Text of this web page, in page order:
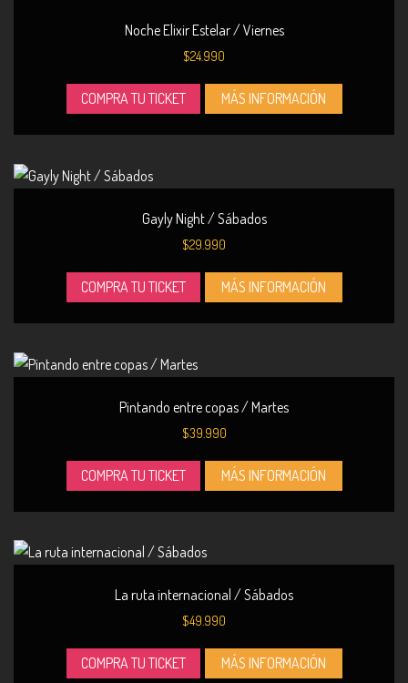
de
producto
Noche Elixir Estelar / Viernes
$24.990
COMPRA TU TICKET MÁS INFORMACIÓN
Gayly Night / Sábados
$29.990
COMPRA TU TICKET MÁS INFORMACIÓN
Pintando entre copas / Martes
$39.990
COMPRA TU TICKET MÁS INFORMACIÓN
La ruta internacional / Sábados
$49.990
COMPRA TU TICKET MÁS INFORMACIÓN